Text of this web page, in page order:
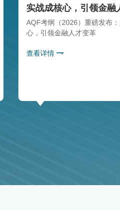
实战成核心，引领金融
AQF考纲（2026）重磅发布
心，引领金融人才变革
查看详情